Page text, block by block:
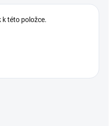
k této položce.